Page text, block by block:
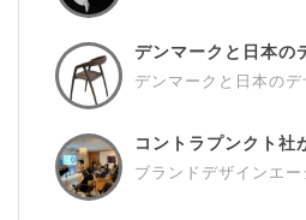
デンマークと日本の
デンマークと日本の
コントラプンクト社
ブランドデザインエ